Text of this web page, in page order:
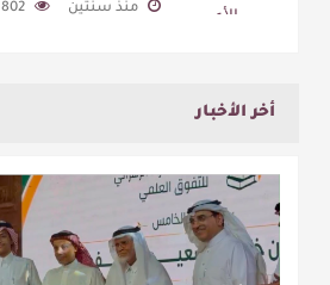
منذ سنتين 802
أخر الأخبار